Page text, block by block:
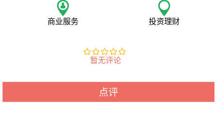
商业服务 投资理财
暂无评论
点评